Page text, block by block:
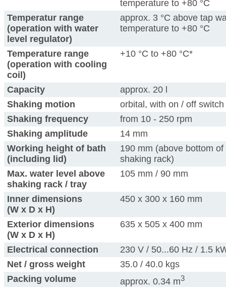
temperature to +80 °C
Temperatur range
(operation with water
level regulator)
approx. 3 °C above tap
temperature to +80 °C
Temperature range
(operation with cooling
coil)
+10 °C to +80 °C*
Capacity
approx. 20 l
Shaking motion
orbital, with on / off switch
Shaking frequency
from 10 - 250 rpm
Shaking amplitude
14 mm
Working height of bath
(including lid)
190 mm (above bottom of
shaking rack)
Max. water level above
shaking rack / tray
105 mm / 90 mm
Inner dimensions
(W x D x H)
450 x 300 x 160 mm
Exterior dimensions
(W x D x H)
635 x 505 x 400 mm
Electrical connection
230 V / 50...60 Hz / 1.5
Net / gross weight
35.0 / 40.0 kgs
Packing volume
approx. 0.34 m3